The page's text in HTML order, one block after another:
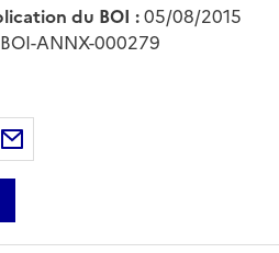
du BOI :05/08/2015
BOI-ANNX-000279
au format pdf
Twittersur LinkedIn